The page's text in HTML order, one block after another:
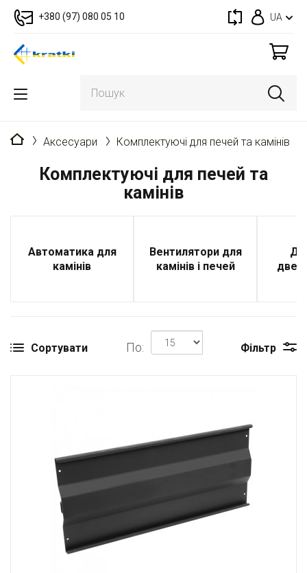
+380 (97) 080 05 10 UA
Головна
Аксесуари Комплектуючі для печей та камінів
Комплектуючі для печей та
камінів
Автоматика для
камінів
Вентилятори для
камінів і печей
Сортувати По: Фільтр